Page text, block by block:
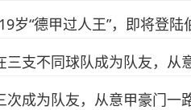
岁“德甲过人王”，即将登陆
三支不同球队成为队友，从
成为队友，从意甲豪门一